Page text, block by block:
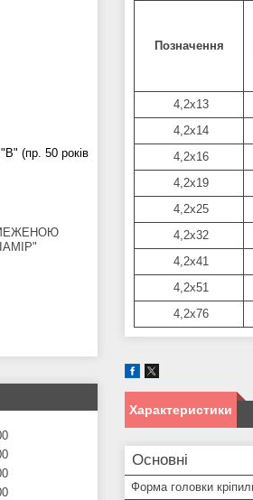
Позначення
4,2x13
4,2x14
4,2x16
4,2x19
4,2x25
4,2x32
4,2x41
4,2x51
4,2x76
Характеристики
Основні
Форма головки
(пр. 50 років